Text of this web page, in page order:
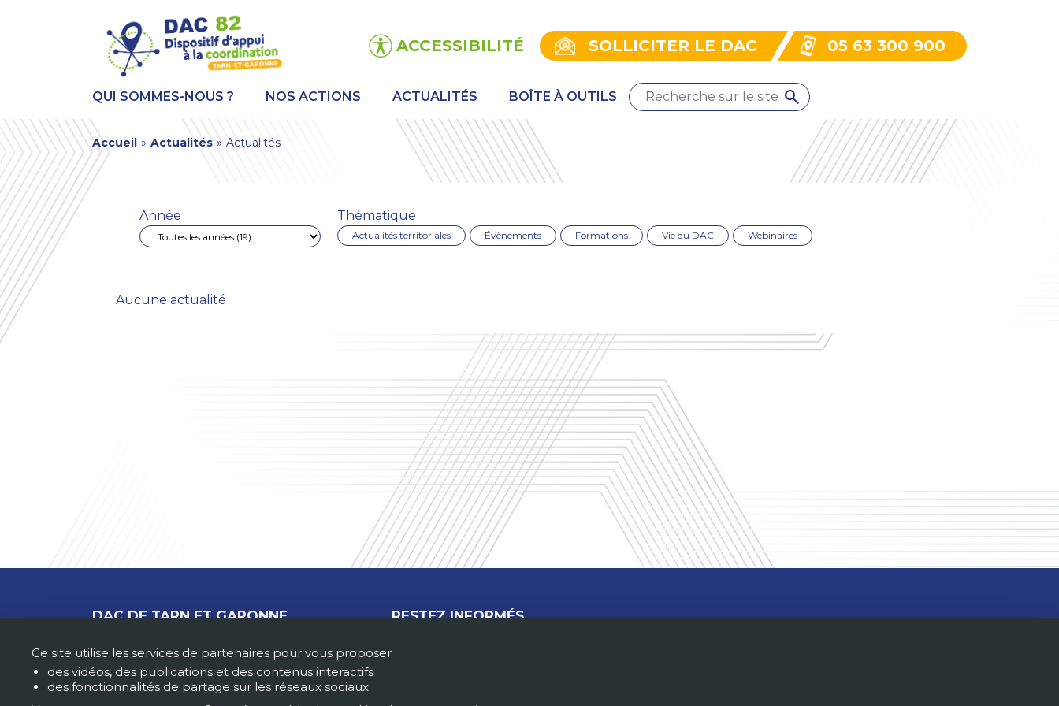
ACCESSIBILITÉ SOLLICITER LE DAC 05 63 300 900
QUI SOMMES-NOUS ? NOS ACTIONS ACTUALITÉS BOÎTE À OUTILS
You
are
here
Accueil » Actualités » Actualités
Thématique
Actualités territoriales Évènements Formations Vie du DAC Webinaires
Année
Aucune actualité
DAC DE TARN ET GARONNE
82000 Montauban
secretariat.accueil@dac82.fr
05 63 300 900
RESTEZ INFORMÉS
Ce site utilise les services de partenaires pour vous proposer :
des vidéos, des publications et des contenus interactifs
des fonctionnalités de partage sur les réseaux sociaux.